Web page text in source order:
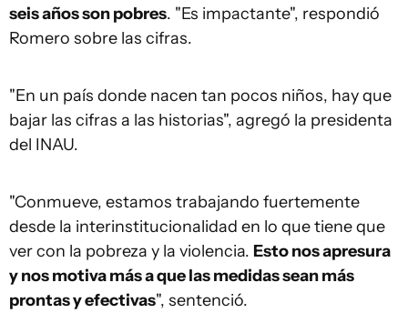
seis años son pobres. "Es impactante", respondió
Romero sobre las cifras.
"En un país donde nacen tan pocos niños, hay que
bajar las cifras a las historias", agregó la presidenta
del INAU.
"Conmueve, estamos trabajando fuertemente
desde la interinstitucionalidad en lo que tiene que
ver con la pobreza y la violencia. Esto nos apresura
y nos motiva más a que las medidas sean más
prontas y efectivas", sentenció.